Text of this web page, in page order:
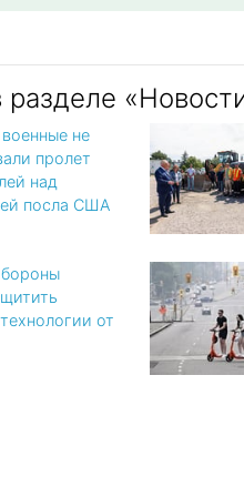
разделе
не
пролет
над
посла США
от